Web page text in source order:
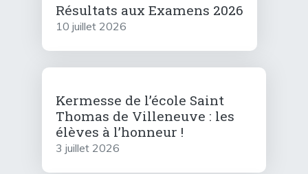
Résultats aux Examens 2026
10 juillet 2026
Kermesse de l’école Saint
Thomas de Villeneuve : les
élèves à l’honneur !
3 juillet 2026